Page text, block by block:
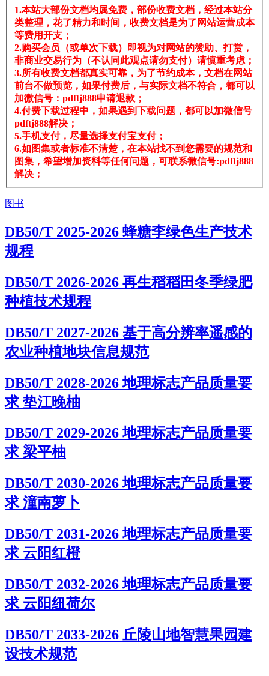
1.本站大部份文档均属免费，部份收费文档，经过本站分
类整理，花了精力和时间，收费文档是为了网站运营成本
等费用开支；
2.购买会员（或单次下载）即视为对网站的赞助、打赏，
非商业交易行为（不认同此观点请勿支付）请慎重考虑；
3.所有收费文档都真实可靠，为了节约成本，文档在网站
前台不做预览，如果付费后，与实际文档不符合，都可以
加微信号：pdftj888申请退款；
4.付费下载过程中，如果遇到下载问题，都可以加微信号
pdftj888解决；
5.手机支付，尽量选择支付宝支付；
6.如图集或者标准不清楚，在本站找不到您需要的规范和
图集，希望增加资料等任何问题，可联系微信号:pdftj888
解决；
图书
DB50/T 2025-2026 蜂糖李绿色生产技术
规程
DB50/T 2026-2026 再生稻稻田冬季绿肥
种植技术规程
DB50/T 2027-2026 基于高分辨率遥感的
农业种植地块信息规范
DB50/T 2028-2026 地理标志产品质量要
求 垫江晚柚
DB50/T 2029-2026 地理标志产品质量要
求 梁平柚
DB50/T 2030-2026 地理标志产品质量要
求 潼南萝卜
DB50/T 2031-2026 地理标志产品质量要
求 云阳红橙
DB50/T 2032-2026 地理标志产品质量要
求 云阳纽荷尔
DB50/T 2033-2026 丘陵山地智慧果园建
设技术规范